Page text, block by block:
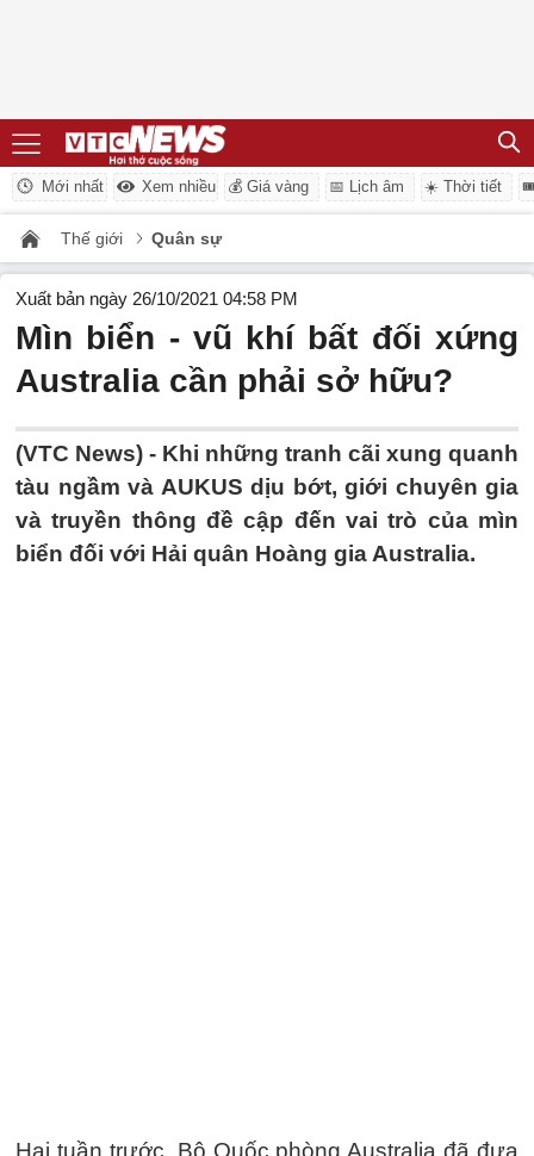
Mới nhất Xem nhiều 💰 Giá vàng 📅 Lịch âm ☀️ Thời tiết
Thế giới Quân sự
Xuất bản ngày 26/10/2021 04:58 PM
Mìn biển - vũ khí bất đối xứng
Australia cần phải sở hữu?
(VTC News) - Khi những tranh cãi xung quanh
tàu ngầm và AUKUS dịu bớt, giới chuyên gia
và truyền thông đề cập đến vai trò của mìn
biển đối với Hải quân Hoàng gia Australia.
Hai tuần trước, Bộ Quốc phòng Australia đã đưa